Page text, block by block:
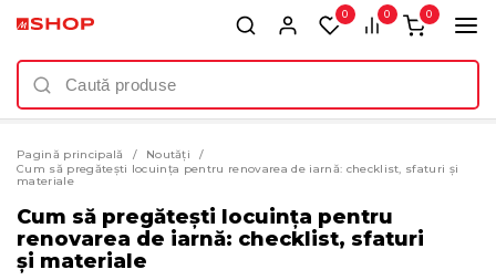
0 0 0
Pagină principală
Noutăți
Cum să pregătești locuința pentru renovarea de iarnă: checklist, sfaturi și
materiale
Cum să pregătești locuința pentru
renovarea de iarnă: checklist, sfaturi
și materiale